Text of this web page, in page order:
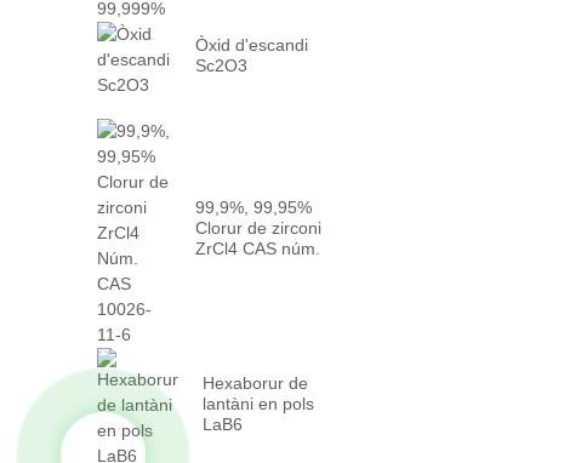
Òxid d'escandi
Sc2O3
99,9%, 99,95%
Clorur de zirconi
ZrCl4 CAS núm.
Hexaborur de
lantàni en pols
LaB6